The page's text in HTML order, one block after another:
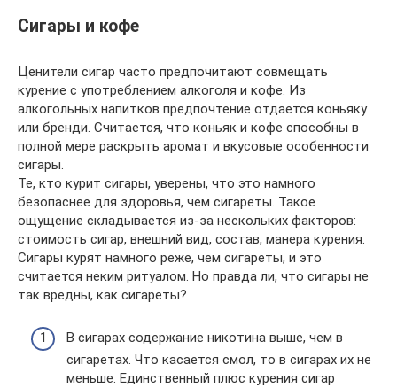
Сигары и кофе
Ценители сигар часто предпочитают совмещать
курение с употреблением алкоголя и кофе. Из
алкогольных напитков предпочтение отдается коньяку
или бренди. Считается, что коньяк и кофе способны в
полной мере раскрыть аромат и вкусовые особенности
сигары.
Те, кто курит сигары, уверены, что это намного
безопаснее для здоровья, чем сигареты. Такое
ощущение складывается из-за нескольких факторов:
стоимость сигар, внешний вид, состав, манера курения.
Сигары курят намного реже, чем сигареты, и это
считается неким ритуалом. Но правда ли, что сигары не
так вредны, как сигареты?
В сигарах содержание никотина выше, чем в
сигаретах. Что касается смол, то в сигарах их не
меньше. Единственный плюс курения сигар